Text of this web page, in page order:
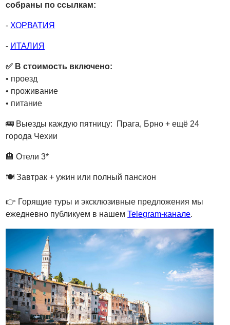
собраны по ссылкам:
- ХОРВАТИЯ
- ИТАЛИЯ
✅ В стоимость включено:
• проезд
• проживание
• питание
🚌 Выезды каждую пятницу: Прага, Брно + ещё 24
города Чехии
🏨 Отели 3*
🍽 Завтрак + ужин или полный пансион
👉 Горящие туры и эксклюзивные предложения мы
ежедневно публикуем в нашемTelegram-канале.